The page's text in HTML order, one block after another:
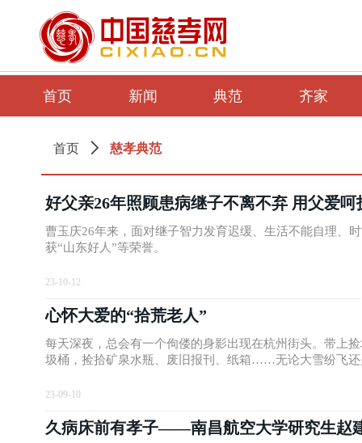
首页 新闻 典范 齐家
好父亲26年照顾患病继子不离不弃 用父爱
曹玉庆26年来，面对继子智力发育迟缓、生活不能自理、
获“山东好人”等荣誉。
23-10-12
心怀大爱的“拾荒老人”
每天深夜，总会有一个佝偻的身影出现在杭州街头。带上
圾桶，捡拾矿泉水瓶、废旧报刊、纸箱……无论大雪纷飞
23-09-10
久病床前有孝子——南昌航空大学研究生赵
首页 ꄲ 慈孝典范